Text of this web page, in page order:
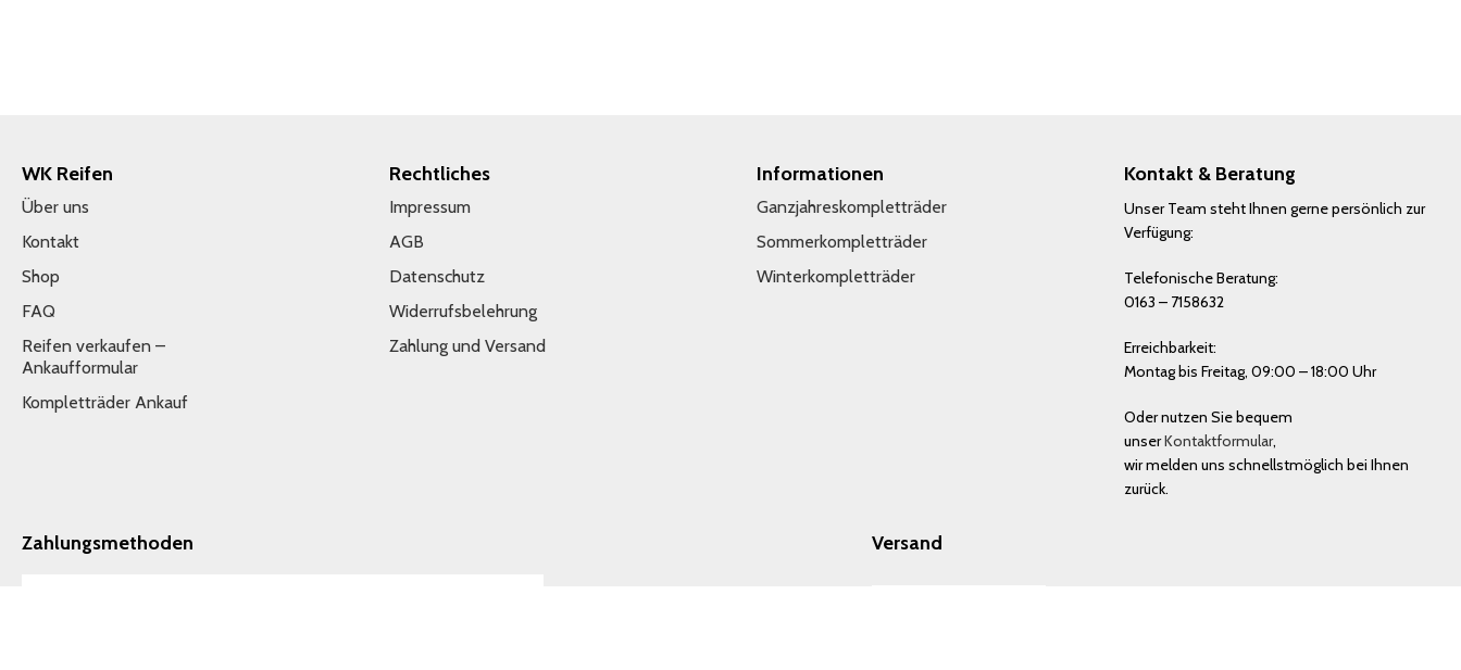
WK Reifen
Über uns
Kontakt
Shop
FAQ
Reifen verkaufen –
Ankaufformular
Kompletträder Ankauf
Rechtliches
Impressum
AGB
Datenschutz
Widerrufsbelehrung
Zahlung und Versand
Informationen
Ganzjahreskompletträder
Sommerkompletträder
Winterkompletträder
Kontakt & Beratung
Unser Team steht Ihnen gerne persönlich zur
Verfügung:
Telefonische Beratung:
0163 – 7158632
Erreichbarkeit:
Montag bis Freitag, 09:00 – 18:00 Uhr
Oder nutzen Sie bequem
unserKontaktformular,
wir melden uns schnellstmöglich bei Ihnen
zurück.
Zahlungsmethoden Versand